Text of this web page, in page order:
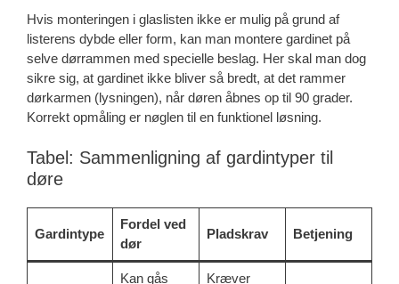
Hvis monteringen i glaslisten ikke er mulig på grund af
listerens dybde eller form, kan man montere gardinet på
selve dørrammen med specielle beslag. Her skal man dog
sikre sig, at gardinet ikke bliver så bredt, at det rammer
dørkarmen (lysningen), når døren åbnes op til 90 grader.
Korrekt opmåling er nøglen til en funktionel løsning.
Tabel: Sammenligning af gardintyper til
døre
Gardintype
Fordel ved
dør
Pladskrav Betjening
Kan gås
Kræver